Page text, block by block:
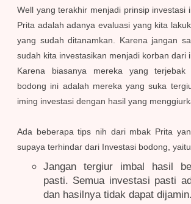
Well yang terakhir menjadi prinsip investasi
Prita adalah adanya evaluasi yang kita
yang sudah ditanamkan. Karena jangan
sudah kita investasikan menjadi korban dari
Karena biasanya mereka yang terjebak
bodong ini adalah mereka yang suka
iming investasi dengan hasil yang
Ada beberapa tips nih dari mbak Prita
supaya terhindar dari Investasi bodong,
Jangan tergiur imbal hasil
pasti. Semua investasi pasti
dan hasilnya tidak dapat dijamin.